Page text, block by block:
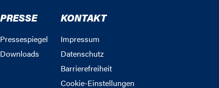
PRESSE
Pressespiegel
Downloads
KONTAKT
Impressum
Datenschutz
Barrierefreiheit
Cookie-Einstellungen